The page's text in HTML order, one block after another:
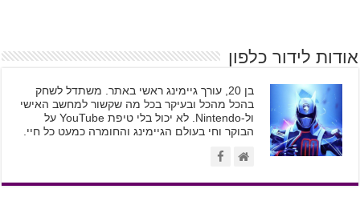
אודות לידור כלפון
בן 20, עורך גיימינג ראשי באתר. משתדל לשחק
בהכל מהכל ובעיקר בכל מה שקשור למחשב האישי
ול-Nintendo. לא יכול בלי טיפת YouTube על
הבוקר וחי בעולם הגיימינג והחומרה כמעט כל חיי.